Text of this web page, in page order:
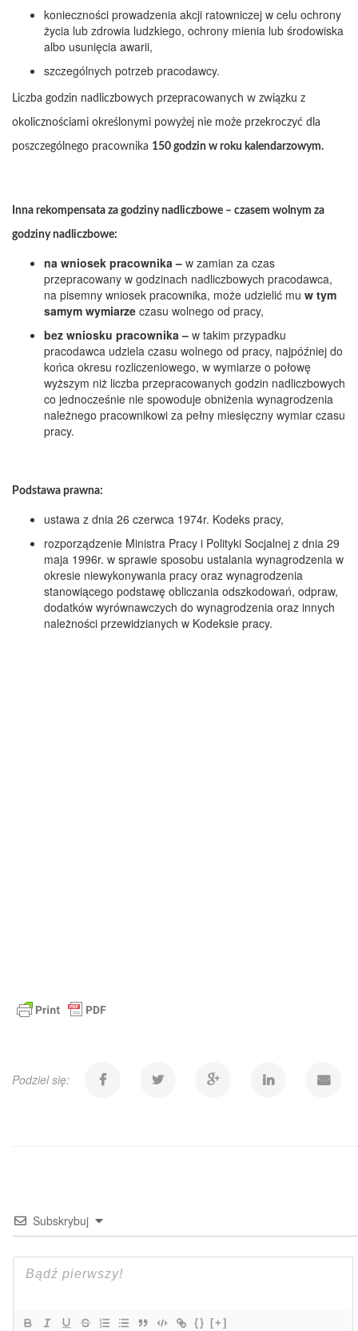
konieczności prowadzenia akcji ratowniczej w celu ochrony
życia lub zdrowia ludzkiego, ochrony mienia lub środowiska
albo usunięcia awarii,
szczególnych potrzeb pracodawcy.
Liczba godzin nadliczbowych przepracowanych w związku z
okolicznościami określonymi powyżej nie może przekroczyć dla
poszczególnego pracownika 150 godzin w roku kalendarzowym.
Inna rekompensata za godziny nadliczbowe – czasem wolnym za
godziny nadliczbowe:
na wniosek pracownika – w zamian za czas
przepracowany w godzinach nadliczbowych pracodawca,
na pisemny wniosek pracownika, może udzielić mu w tym
samym wymiarze czasu wolnego od pracy,
bez wniosku pracownika – w takim przypadku
pracodawca udziela czasu wolnego od pracy, najpóźniej do
końca okresu rozliczeniowego, w wymiarze o połowę
wyższym niż liczba przepracowanych godzin nadliczbowych
co jednocześnie nie spowoduje obniżenia wynagrodzenia
należnego pracownikowi za pełny miesięczny wymiar czasu
pracy.
Podstawa prawna:
ustawa z dnia 26 czerwca 1974r. Kodeks pracy,
rozporządzenie Ministra Pracy i Polityki Socjalnej z dnia 29
maja 1996r. w sprawie sposobu ustalania wynagrodzenia w
okresie niewykonywania pracy oraz wynagrodzenia
stanowiącego podstawę obliczania odszkodowań, odpraw,
dodatków wyrównawczych do wynagrodzenia oraz innych
należności przewidzianych w Kodeksie pracy.
Podziel się:
Subskrybuj
{} [+]